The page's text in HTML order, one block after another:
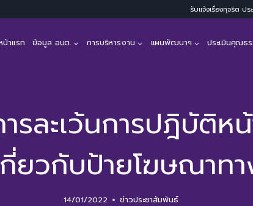
รับแจ้งเรื่องทุจริต ป
น้าแรก ข้อมูล อบต. การบริหารงาน แผนพัฒนาฯ ประเมินคุณธ
รละเว้นการปฎิบัติห
ยวกับป้ายโฆษณาทา
14/01/2022 ข่าวประชาสัมพันธ์